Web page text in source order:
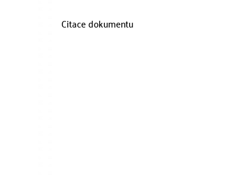
Citace dokumentu